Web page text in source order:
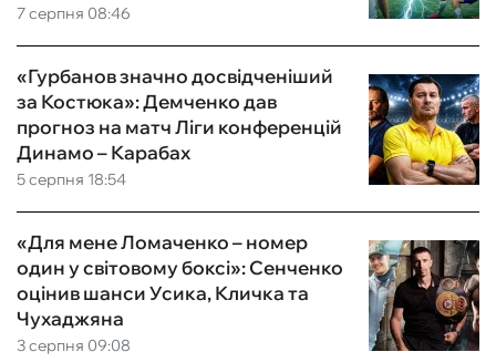
7 серпня 08:46
5 серпня 18:54
«Гурбанов значно досвідченіший
за Костюка»: Демченко дав
прогноз на матч Ліги конференцій
Динамо – Карабах
3 серпня 09:08
«Для мене Ломаченко – номер
один у світовому боксі»: Сенченко
оцінив шанси Усика, Кличка та
Чухаджяна